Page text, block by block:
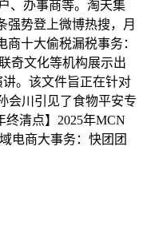
、办事商等。淘天集
强势登上微博热搜，月
十大偷税漏税事务：
奇文化等机构展示出
。该文件旨正在针对
会川引见了食物平安专
清点】2025年MCN
电商大事务：快团团